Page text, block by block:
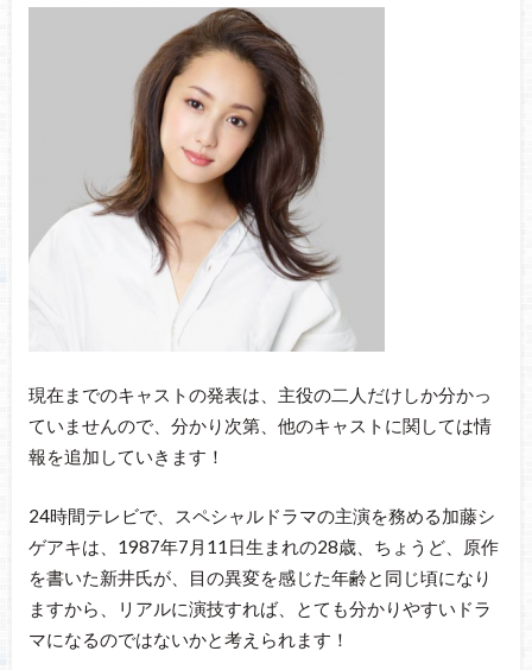
現在までのキャストの発表は、主役の二人だけしか分かっ
ていませんので、分かり次第、他のキャストに関しては情
報を追加していきます！
24時間テレビで、スペシャルドラマの主演を務める加藤シ
ゲアキは、1987年7月11日生まれの28歳、ちょうど、原作
を書いた新井氏が、目の異変を感じた年齢と同じ頃になり
ますから、リアルに演技すれば、とても分かりやすいドラ
マになるのではないかと考えられます！